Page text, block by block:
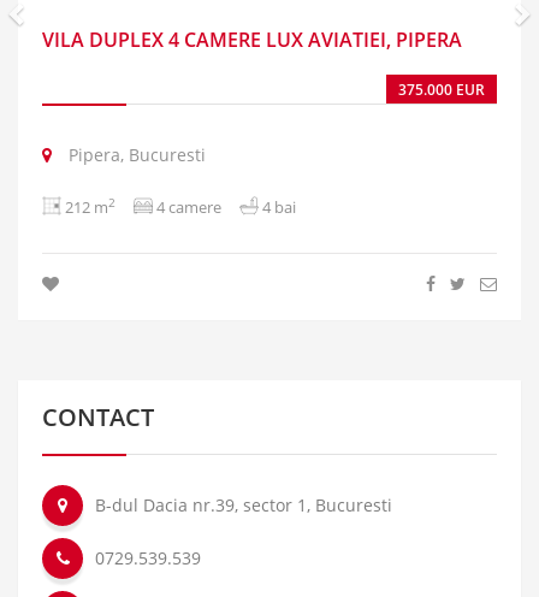
VILA DUPLEX 4 CAMERE LUX AVIATIEI, PIPERA
375.000 EUR
Pipera, Bucuresti
212 m2 4 camere 4 bai
CONTACT
B-dul Dacia nr.39, sector 1, Bucuresti
0729.539.539